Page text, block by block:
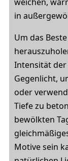
in
Um das
Intensität der
Gegenlicht,
oder
Tiefe zu
bewölkten
Motive sein